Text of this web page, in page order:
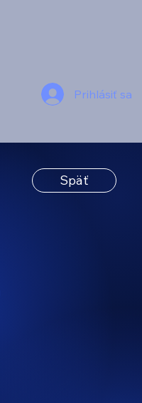
Prihlásiť sa
Späť